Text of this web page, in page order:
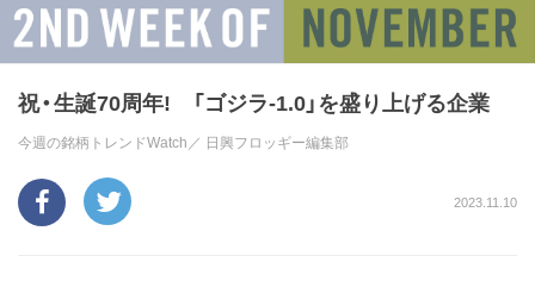
祝・生誕70周年! 「ゴジラ-1.0」を盛り上げる企業
今週の銘柄トレンドWatch／ 日興フロッギー編集部
2023.11.10